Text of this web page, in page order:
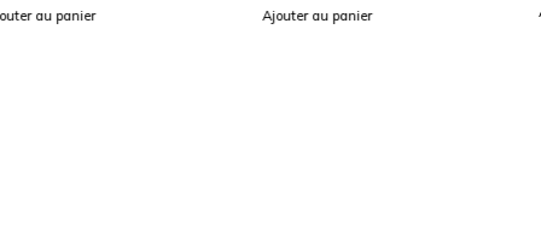
Ajouter au panier Ajouter au panier